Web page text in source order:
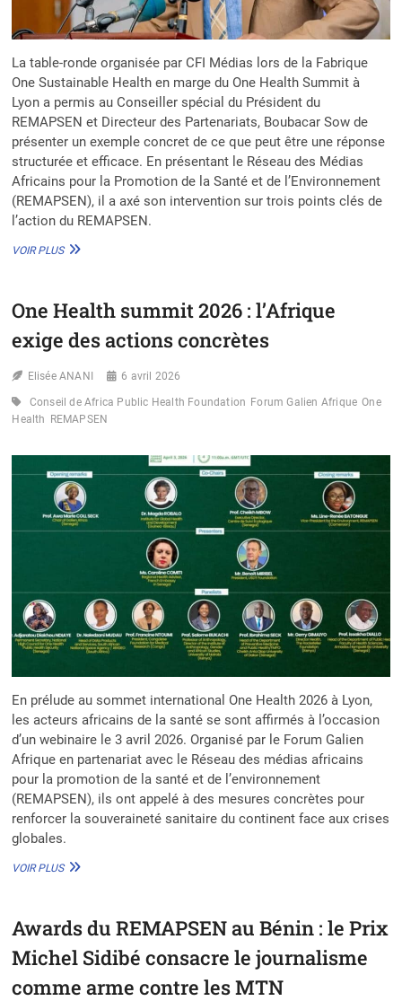
La table-ronde organisée par CFI Médias lors de la Fabrique
One Sustainable Health en marge du One Health Summit à
Lyon a permis au Conseiller spécial du Président du
REMAPSEN et Directeur des Partenariats, Boubacar Sow de
présenter un exemple concret de ce que peut être une réponse
structurée et efficace. En présentant le Réseau des Médias
Africains pour la Promotion de la Santé et de l’Environnement
(REMAPSEN), il a axé son intervention sur trois points clés de
l’action du REMAPSEN.
VOIR PLUSONE
SOW
L’ACTION
REMAPSEN
À
LA
One Health summit 2026 : l’Afrique
exige des actions concrètes
Elisée ANANI 6 avril 2026
Conseil de Africa Public Health Foundation Forum Galien Afrique One
Health
REMAPSEN
En prélude au sommet international One Health 2026 à Lyon,
les acteurs africains de la santé se sont affirmés à l’occasion
d’un webinaire le 3 avril 2026. Organisé par le Forum Galien
Afrique en partenariat avec le Réseau des médias africains
pour la promotion de la santé et de l’environnement
(REMAPSEN), ils ont appelé à des mesures concrètes pour
renforcer la souveraineté sanitaire du continent face aux crises
globales.
VOIR PLUSONE
:
EXIGE
ACTIONS
Awards du REMAPSEN au Bénin : le Prix
Michel Sidibé consacre le journalisme
comme arme contre les MTN